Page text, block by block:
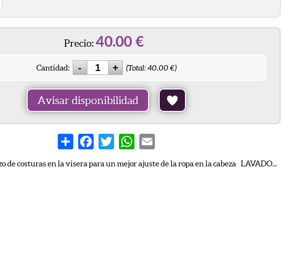
Precio:40.00€
Cantidad: (Total:40.00 €)
Avisar disponibilidad
Share FacebookTwitter WhatsApp
costuras en la visera para un mejor ajuste de la ropa en la cabeza LAVADO...